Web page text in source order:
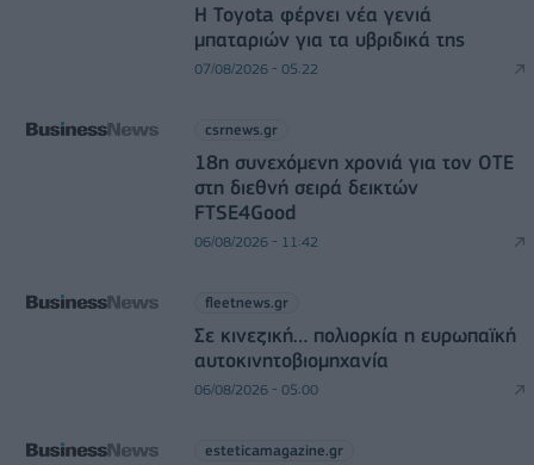
Η Toyota φέρνει νέα γενιά
μπαταριών για τα υβριδικά της
07/08/2026 - 05:22
csrnews.gr
18η συνεχόμενη χρονιά για τον ΟΤΕ
στη διεθνή σειρά δεικτών
FTSE4Good
06/08/2026 - 11:42
fleetnews.gr
Σε κινεζική… πολιορκία η ευρωπαϊκή
αυτοκινητοβιομηχανία
06/08/2026 - 05:00
esteticamagazine.gr